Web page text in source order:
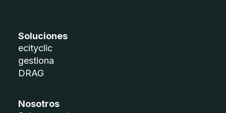
Soluciones
ecityclic
gestiona
DRAG
Nosotros